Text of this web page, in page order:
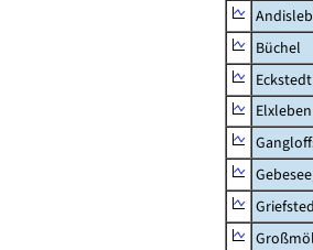
Büchel
Eckstedt
Elxleben